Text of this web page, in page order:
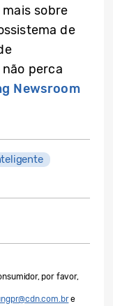
sobre
de
não perca
Newsroom
por favor,
e